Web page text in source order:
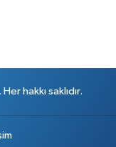
hakkı saklıdır.